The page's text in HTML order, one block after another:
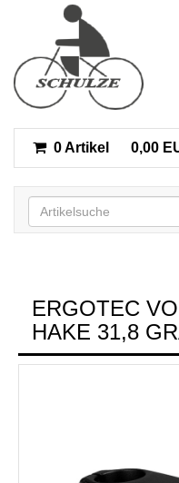
0 Artikel 0,00
ERGOTEC
HAKE 31,8